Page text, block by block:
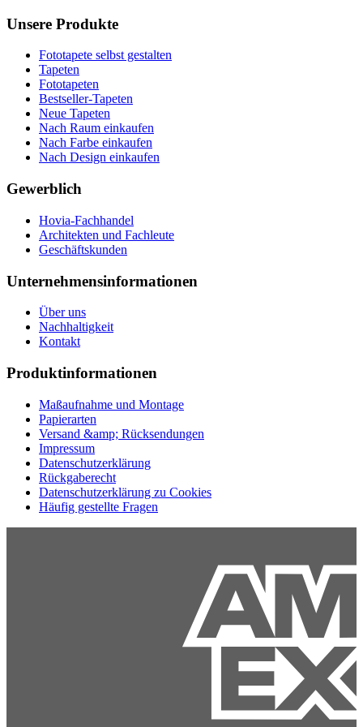
Unsere Produkte
Fototapete selbst gestalten
Tapeten
Fototapeten
Bestseller-Tapeten
Neue Tapeten
Nach Raum einkaufen
Nach Farbe einkaufen
Nach Design einkaufen
Gewerblich
Hovia-Fachhandel
Architekten und Fachleute
Geschäftskunden
Unternehmensinformationen
Über uns
Nachhaltigkeit
Kontakt
Produktinformationen
Maßaufnahme und Montage
Papierarten
Versand &amp; Rücksendungen
Impressum
Datenschutzerklärung
Rückgaberecht
Datenschutzerklärung zu Cookies
Häufig gestellte Fragen